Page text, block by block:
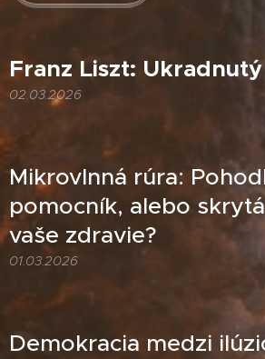
Franz Liszt:
02.03.2026
Mikrovlnná rúra:
pomocník, alebo
vaše zdravie?
01.03.2026
Demokracia medzi